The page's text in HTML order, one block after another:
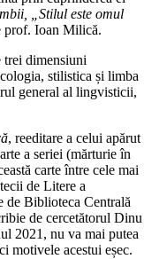
„Stilul este omul
prof. Ioan Milică.
trei dimensiuni
stilistica și limba
general al lingvisticii,
, reeditare a celui apărut
a seriei (mărturie în
carte între cele mai
de Litere a
de Biblioteca Centrală
de cercetătorul Dinu
2021, nu va mai putea
motivele acestui eșec.